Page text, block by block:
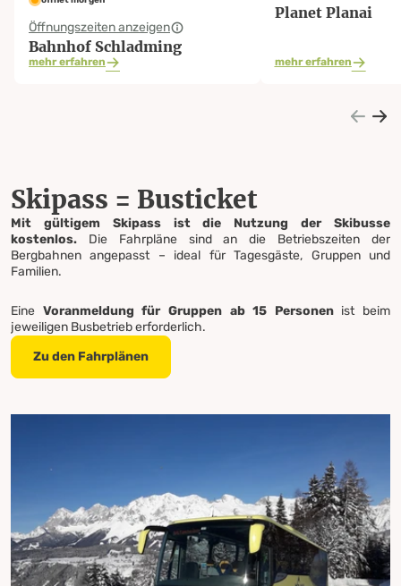
Öffnungszeiten anzeigen
Bahnhof Schladming
mehr erfahren
Planet Planai
mehr erfahren
Skipass = Busticket
Mit gültigem Skipass ist die Nutzung der Skibusse
kostenlos. Die Fahrpläne sind an die Betriebszeiten der
Bergbahnen angepasst – ideal für Tagesgäste, Gruppen und
Familien.
Eine Voranmeldung für Gruppen ab 15 Personenist beim
jeweiligen Busbetrieb erforderlich.
Zu den Fahrplänen